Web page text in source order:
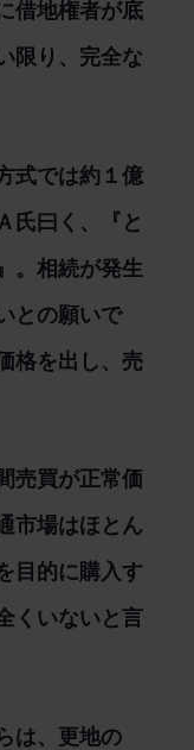
借地権者が底
限り、完全な
式では約１億
氏曰く、『と
。相続が発生
との願いで
格を出し、売
売買が正常価
市場はほとん
目的に購入す
くいないと言
は、更地の